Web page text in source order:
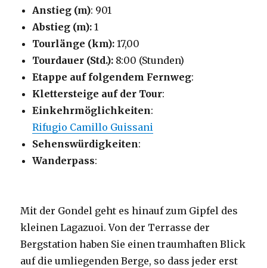
Anstieg (m): 901
Abstieg (m): 1
Tourlänge (km):17,00
Tourdauer (Std.): 8:00 (Stunden)
Etappe auf folgendem Fernweg:
Klettersteige auf der Tour:
Einkehrmöglichkeiten:
Rifugio Camillo Guissani
Sehenswürdigkeiten:
Wanderpass:
Mit der Gondel geht es hinauf zum Gipfel des
kleinen Lagazuoi. Von der Terrasse der
Bergstation haben Sie einen traumhaften Blick
auf die umliegenden Berge, so dass jeder erst